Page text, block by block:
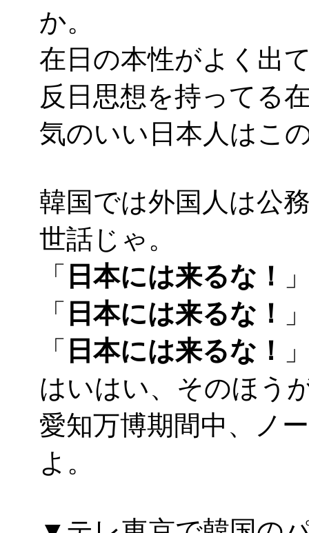
か。
在日の本性がよく出
反日思想を持ってる
気のいい日本人はこ
韓国では外国人は公
世話じゃ。
「 日本には来るな！
「 日本には来るな！
「 日本には来るな！
はいはい、そのほう
愛知万博期間中、ノ
よ。